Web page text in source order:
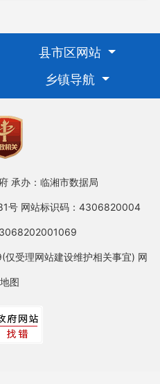
县市区网站
乡镇导航
承办：临湘市数据局
号 网站标识码：4306820004
受理网站建设维护相关事宜) 网
图